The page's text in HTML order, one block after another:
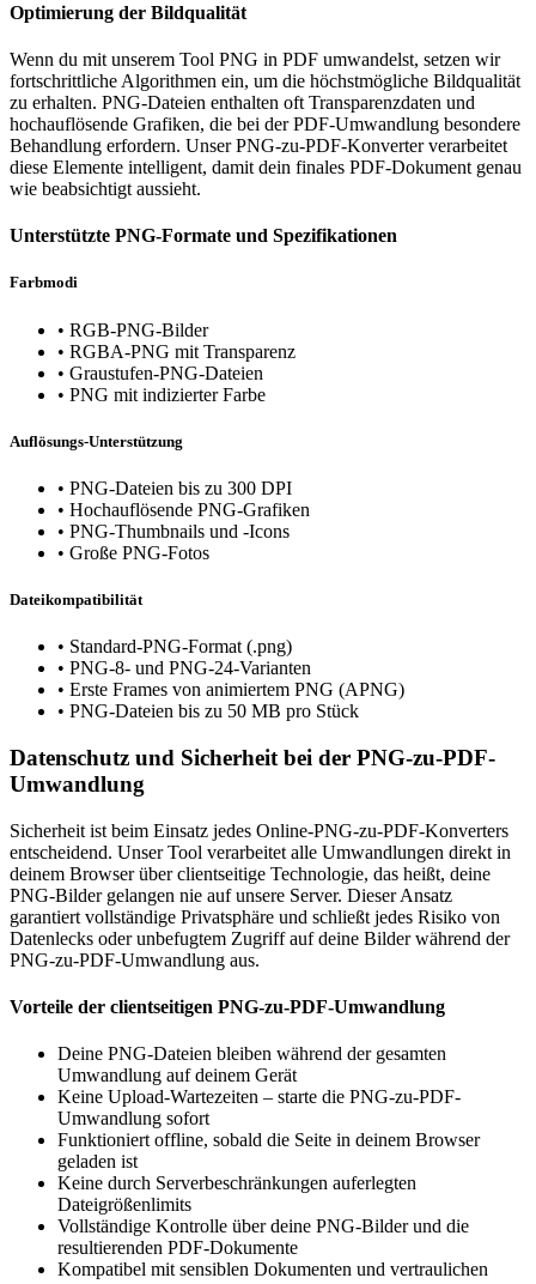
Optimierung der Bildqualität
Wenn du mit unserem Tool PNG in PDF umwandelst, setzen wir
fortschrittliche Algorithmen ein, um die höchstmögliche Bildqualität
zu erhalten. PNG-Dateien enthalten oft Transparenzdaten und
hochauflösende Grafiken, die bei der PDF-Umwandlung besondere
Behandlung erfordern. Unser PNG-zu-PDF-Konverter verarbeitet
diese Elemente intelligent, damit dein finales PDF-Dokument genau
wie beabsichtigt aussieht.
Unterstützte PNG-Formate und Spezifikationen
Farbmodi
• RGB-PNG-Bilder
• RGBA-PNG mit Transparenz
• Graustufen-PNG-Dateien
• PNG mit indizierter Farbe
Auflösungs-Unterstützung
• PNG-Dateien bis zu 300 DPI
• Hochauflösende PNG-Grafiken
• PNG-Thumbnails und -Icons
• Große PNG-Fotos
Dateikompatibilität
• Standard-PNG-Format (.png)
• PNG-8- und PNG-24-Varianten
• Erste Frames von animiertem PNG (APNG)
• PNG-Dateien bis zu 50 MB pro Stück
Datenschutz und Sicherheit bei der PNG-zu-PDF-
Umwandlung
Sicherheit ist beim Einsatz jedes Online-PNG-zu-PDF-Konverters
entscheidend. Unser Tool verarbeitet alle Umwandlungen direkt in
deinem Browser über clientseitige Technologie, das heißt, deine
PNG-Bilder gelangen nie auf unsere Server. Dieser Ansatz
garantiert vollständige Privatsphäre und schließt jedes Risiko von
Datenlecks oder unbefugtem Zugriff auf deine Bilder während der
PNG-zu-PDF-Umwandlung aus.
Vorteile der clientseitigen PNG-zu-PDF-Umwandlung
Deine PNG-Dateien bleiben während der gesamten
Umwandlung auf deinem Gerät
Keine Upload-Wartezeiten – starte die PNG-zu-PDF-
Umwandlung sofort
Funktioniert offline, sobald die Seite in deinem Browser
geladen ist
Keine durch Serverbeschränkungen auferlegten
Dateigrößenlimits
Vollständige Kontrolle über deine PNG-Bilder und die
resultierenden PDF-Dokumente
Kompatibel mit sensiblen Dokumenten und vertraulichen